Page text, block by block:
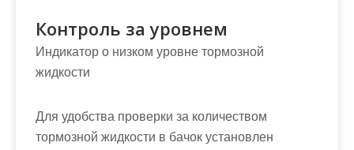
Контроль за уровнем
Индикатор о низком уровне тормозной
жидкости
Для удобства проверки за количеством
тормозной жидкости в бачок установлен